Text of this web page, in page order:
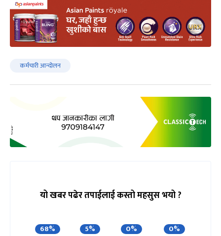
कर्मचारी आन्दोलन
यो खबर पढेर तपाईलाई कस्तो महसुस भयो ?
68% 5% 0% 0%